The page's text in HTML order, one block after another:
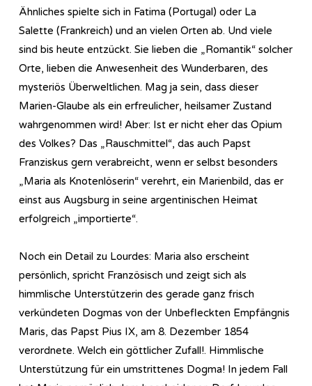
Ähnliches spielte sich in Fatima (Portugal) oder La
Salette (Frankreich) und an vielen Orten ab. Und viele
sind bis heute entzückt. Sie lieben die „Romantik“ solcher
Orte, lieben die Anwesenheit des Wunderbaren, des
mysteriös Überweltlichen. Mag ja sein, dass dieser
Marien-Glaube als ein erfreulicher, heilsamer Zustand
wahrgenommen wird! Aber: Ist er nicht eher das Opium
des Volkes? Das „Rauschmittel“, das auch Papst
Franziskus gern verabreicht, wenn er selbst besonders
„Maria als Knotenlöserin“ verehrt, ein Marienbild, das er
einst aus Augsburg in seine argentinischen Heimat
erfolgreich „importierte“.
Noch ein Detail zu Lourdes: Maria also erscheint
persönlich, spricht Französisch und zeigt sich als
himmlische Unterstützerin des gerade ganz frisch
verkündeten Dogmas von der Unbefleckten Empfängnis
Maris, das Papst Pius IX, am 8. Dezember 1854
verordnete. Welch ein göttlicher Zufall!. Himmlische
Unterstützung für ein umstrittenes Dogma! In jedem Fall